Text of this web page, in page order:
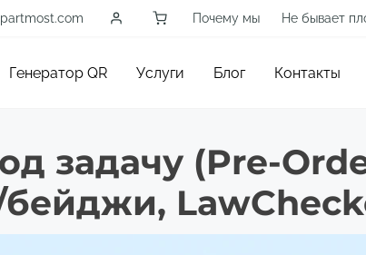
Почему мы Не бывает
Генератор QR Услуги Блог Контакты
задачу (Pre-